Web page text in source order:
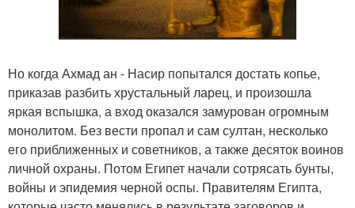
Но когда Ахмад ан - Насир попытался достать копье,
приказав разбить хрустальный ларец, и произошла
яркая вспышка, а вход оказался замурован огромным
монолитом. Без вести пропал и сам султан, несколько
его приближенных и советников, а также десяток воинов
личной охраны. Потом Египет начали сотрясать бунты,
войны и эпидемия черной оспы. Правителям Египта,